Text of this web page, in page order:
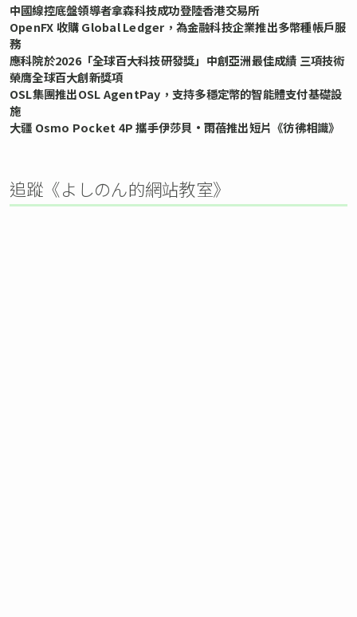
中國線控底盤領導者拿森科技成功登陸香港交易所
OpenFX 收購 Global Ledger，為金融科技企業推出多幣種帳戶服
務
應科院於2026「全球百大科技研發獎」中創亞洲最佳成績 三項技術
榮膺全球百大創新獎項
OSL集團推出OSL AgentPay，支持多穩定幣的智能體支付基礎設
施
大疆 Osmo Pocket 4P 攜手伊莎貝•雨蓓推出短片《彷彿相識》
追蹤《よしのん的網站教室》